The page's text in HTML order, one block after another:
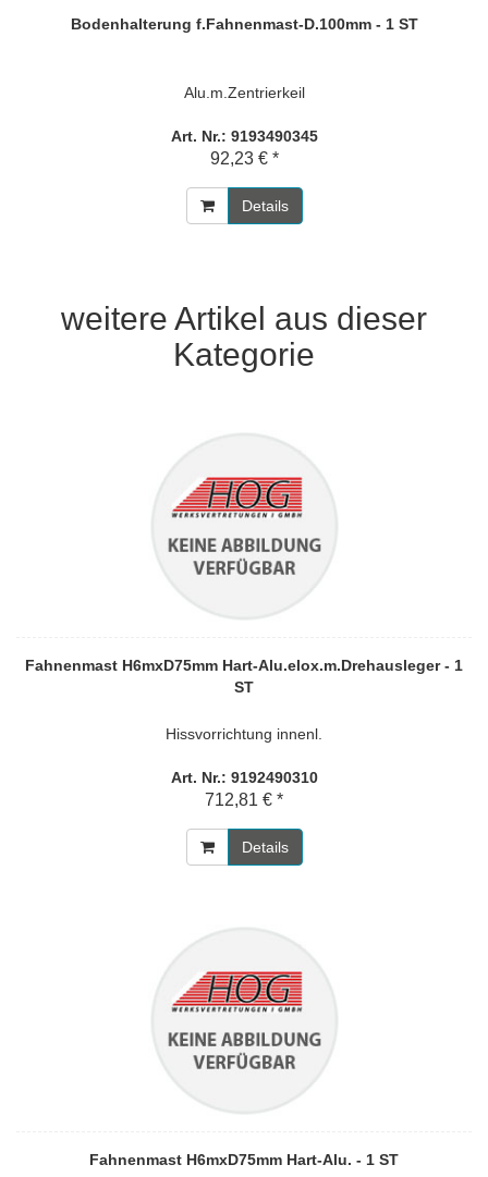
Bodenhalterung f.Fahnenmast-D.100mm - 1 ST
Alu.m.Zentrierkeil
Art. Nr.: 9193490345
92,23 € *
Details
weitere Artikel aus dieser
Kategorie
Fahnenmast H6mxD75mm Hart-Alu.elox.m.Drehausleger - 1
ST
Hissvorrichtung innenl.
Art. Nr.: 9192490310
712,81 € *
Details
Fahnenmast H6mxD75mm Hart-Alu. - 1 ST